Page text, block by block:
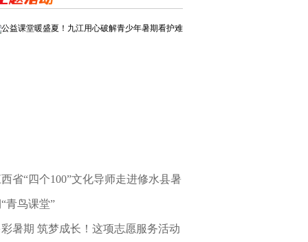
省“四个100”文化导师走进修水县暑
青鸟课堂”
暑期 筑梦成长！这项志愿服务活动